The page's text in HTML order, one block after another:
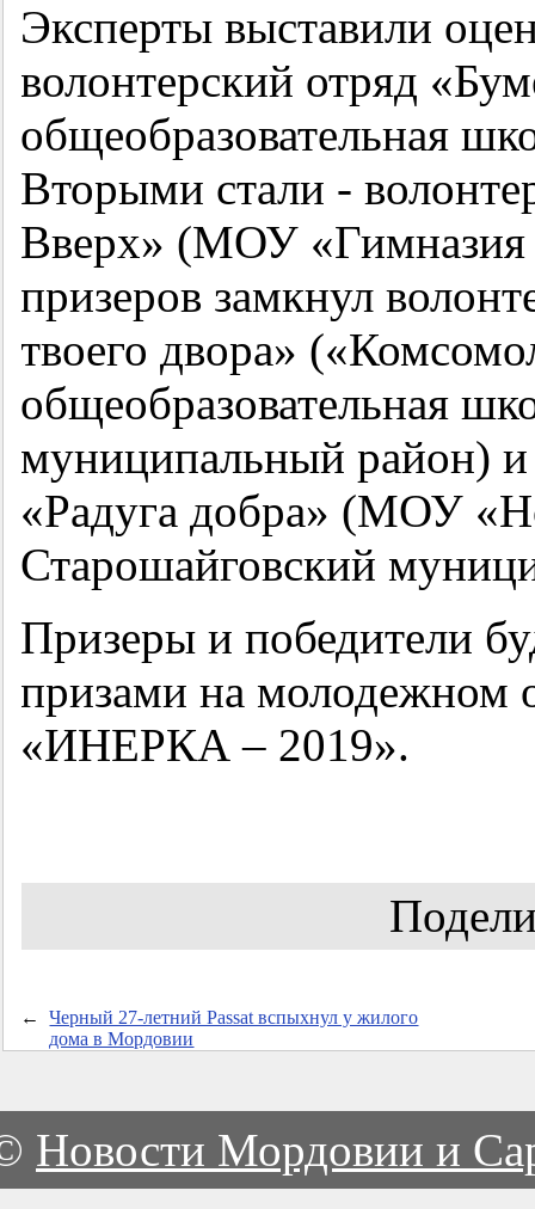
Эксперты выставили
волонтерский отряд
общеобразовательная
Вторыми стали -
Вверх» (МОУ «Гимназия
призеров замкнул
твоего двора»
общеобразовательная
муниципальный район) и
«Радуга добра» (МОУ
Старошайговский
Призеры и победители
призами на молодежном
«ИНЕРКА – 2019».
←
Черный 27-летний Passat вспыхнул у жилого
дома в Мордовии
Новости Мордовии и